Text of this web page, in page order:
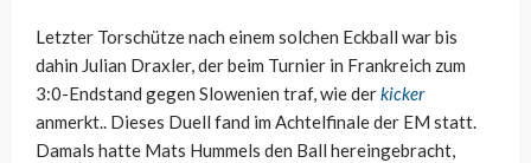
Letzter Torschütze nach einem solchen Eckball war bis
dahin Julian Draxler, der beim Turnier in Frankreich zum
3:0-Endstand gegen Slowenien traf, wie derkicker
anmerkt.. Dieses Duell fand im Achtelfinale der EM statt.
Damals hatte Mats Hummels den Ball hereingebracht,